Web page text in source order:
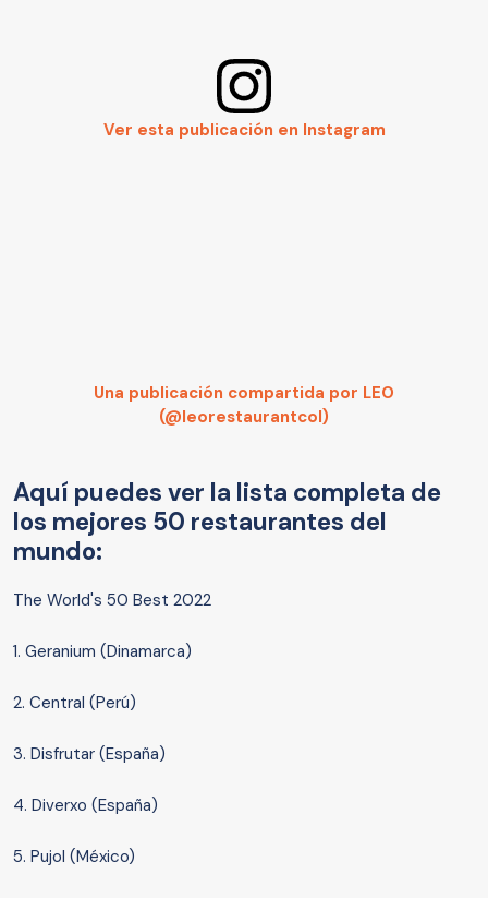
Ver esta publicación en Instagram
Una publicación compartida por LEO
(@leorestaurantcol)
Aquí puedes ver la lista completa de
los mejores 50 restaurantes del
mundo:
The World's 50 Best 2022
1. Geranium (Dinamarca)
2. Central (Perú)
3. Disfrutar (España)
4. Diverxo (España)
5. Pujol (México)